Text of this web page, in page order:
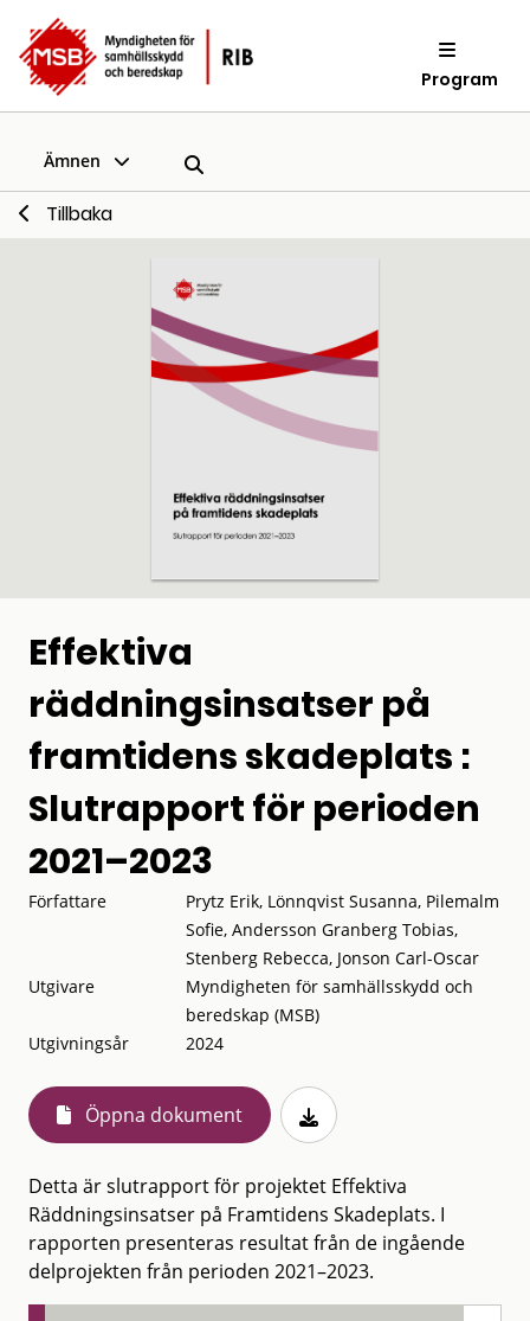
Program
Ämnen
Tillbaka
Effektiva
räddningsinsatser på
framtidens skadeplats :
Slutrapport för perioden
2021–2023
Författare
Prytz Erik, Lönnqvist Susanna, Pilemalm
Sofie, Andersson Granberg Tobias,
Stenberg Rebecca, Jonson Carl-Oscar
Utgivare
Myndigheten för samhällsskydd och
beredskap (MSB)
Utgivningsår
2024
Öppna dokument
Detta är slutrapport för projektet Effektiva
Räddningsinsatser på Framtidens Skadeplats. I
rapporten presenteras resultat från de ingående
delprojekten från perioden 2021–2023.